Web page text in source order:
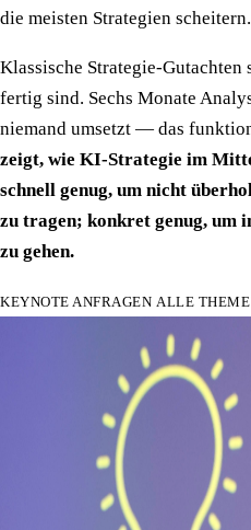
die meisten Strategien scheitern.
Klassische Strategie-
fertig sind. Sechs Monate
niemand umsetzt — das
zeigt, wie KI-Strategie im
schnell genug, um nicht
zu tragen; konkret genug, um
zu gehen.
KEYNOTE ANFRAGEN ALLE